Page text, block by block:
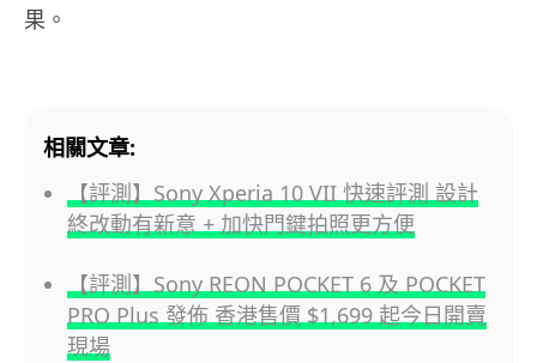
果。
相關文章:
【評測】Sony Xperia 10 VII 快速評測 設計
終改動有新意 + 加快門鍵拍照更方便
【評測】Sony REON POCKET 6 及 POCKET
PRO Plus 發佈 香港售價 $1,699 起今日開賣
現場